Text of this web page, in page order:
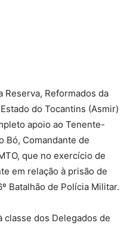
Reserva, Reformados da
do Tocantins (Asmir)
apoio ao Tenente-
Bó, Comandante de
que no exercício de
em relação à prisão de
Batalhão de Polícia Militar.
classe dos Delegados de